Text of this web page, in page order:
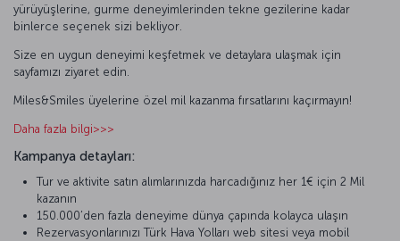
yürüyüşlerine, gurme deneyimlerinden tekne gezilerine kadar
binlerce seçenek sizi bekliyor.
Size en uygun deneyimi keşfetmek ve detaylara ulaşmak için
sayfamızı ziyaret edin.
Miles&Smiles üyelerine özel mil kazanma fırsatlarını kaçırmayın!
Daha fazla bilgi>>>
Kampanya detayları:
Tur ve aktivite satın alımlarınızda harcadığınız her 1€ için 2 Mil
kazanın
150.000’den fazla deneyime dünya çapında kolayca ulaşın
Rezervasyonlarınızı Türk Hava Yolları web sitesi veya mobil